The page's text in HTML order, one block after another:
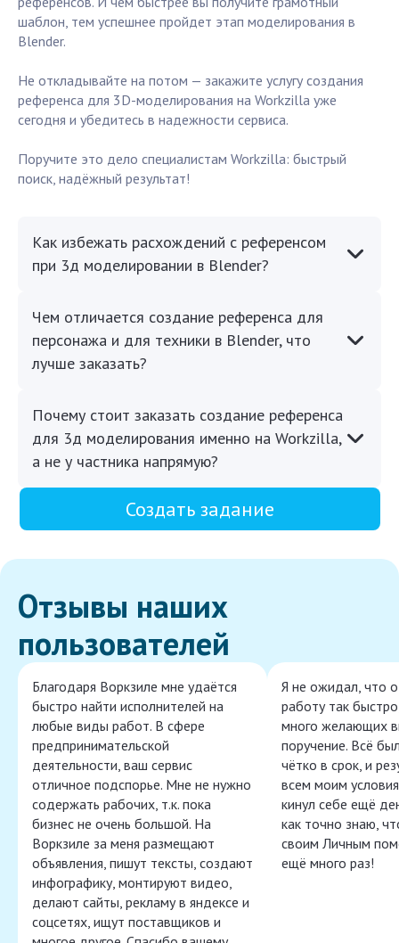
шаблон, тем успешнее пройдет этап моделирования в
Blender.
Не откладывайте на потом — закажите услугу создания
референса для 3D-моделирования на Workzilla уже
сегодня и убедитесь в надежности сервиса.
Поручите это дело специалистам Workzilla: быстрый
поиск, надёжный результат!
Как избежать расхождений с референсом
при 3д моделировании в Blender?
Чем отличается создание референса для
персонажа и для техники в Blender, что
лучше заказать?
Почему стоит заказать создание референса
для 3д моделирования именно на Workzilla,
а не у частника напрямую?
Создать задание
Отзывы наших
пользователей
Благодаря Воркзиле мне удаётся
быстро найти исполнителей на
любые виды работ. В сфере
предпринимательской
деятельности, ваш сервис
отличное подспорье. Мне не нужно
содержать рабочих, т.к. пока
бизнес не очень большой. На
Воркзиле за меня размещают
объявления, пишут тексты, создают
инфографику, монтируют видео,
делают сайты, рекламу в яндексе и
соцсетях, ищут поставщиков и
Я не ожидал, что
работу так
много желающих
поручение. Всё
чётко в срок, и
всем моим
кинул себе ещё
как точно знаю,
своим Личным
ещё много раз!